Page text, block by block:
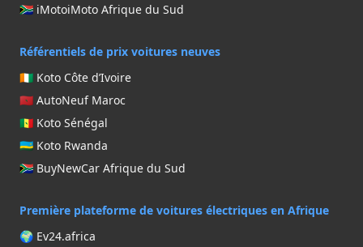
🇿🇦 iMotoiMoto Afrique du Sud
Référentiels de prix voitures neuves
🇨🇮 Koto Côte d’Ivoire
🇲🇦 AutoNeuf Maroc
🇸🇳 Koto Sénégal
🇷🇼 Koto Rwanda
🇿🇦 BuyNewCar Afrique du Sud
Première plateforme de voitures électriques en Afrique
🌍 Ev24.africa